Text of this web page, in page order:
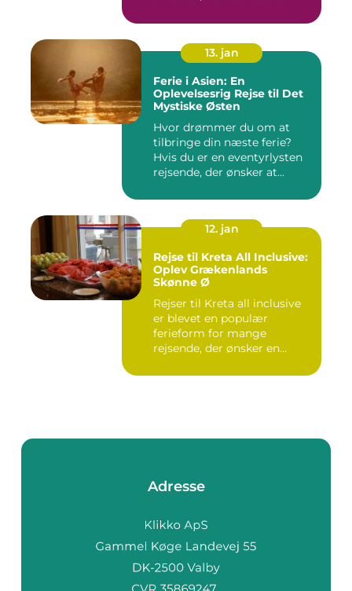
13. jan
Ferie i Asien: En
Oplevelsesrig Rejse til Det
Mystiske Østen
Hvor drømmer du om at
tilbringe din næste ferie?
Hvis du er en eventyrlysten
rejsende, der ønsker at...
12. jan
Rejse til Kreta All Inclusive:
Oplev Grækenlands
Skønne Ø
Rejser til Kreta all inclusive
er blevet en populær
ferieform for mange
rejsende, der ønsker en
Adresse